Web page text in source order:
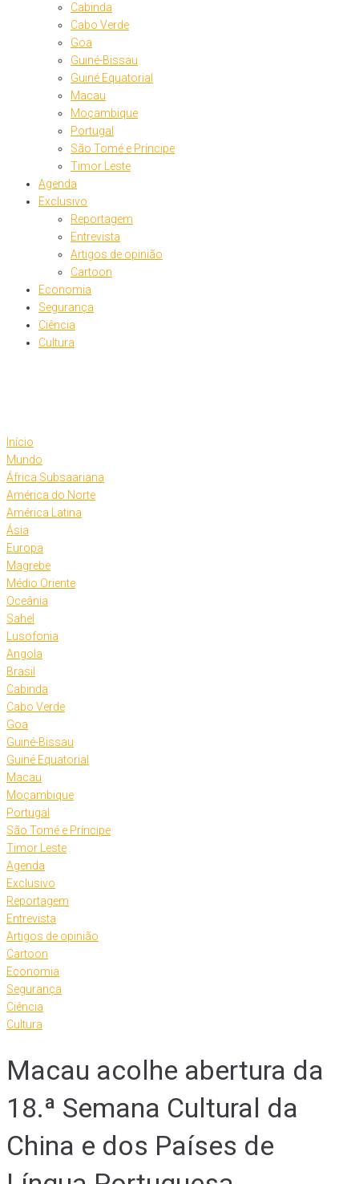
Cabinda
Cabo Verde
Goa
Guiné-Bissau
Guiné Equatorial
Macau
Moçambique
Portugal
São Tomé e Príncipe
Timor Leste
Agenda
Exclusivo
Reportagem
Entrevista
Artigos de opinião
Cartoon
Economia
Segurança
Ciência
Cultura
Início
Mundo
África Subsaariana
América do Norte
América Latina
Ásia
Europa
Magrebe
Médio Oriente
Oceânia
Sahel
Lusofonia
Angola
Brasil
Cabinda
Cabo Verde
Goa
Guiné-Bissau
Guiné Equatorial
Macau
Moçambique
Portugal
São Tomé e Príncipe
Timor Leste
Agenda
Exclusivo
Reportagem
Entrevista
Artigos de opinião
Cartoon
Economia
Segurança
Ciência
Cultura
Macau acolhe abertura da
18.ª Semana Cultural da
China e dos Países de